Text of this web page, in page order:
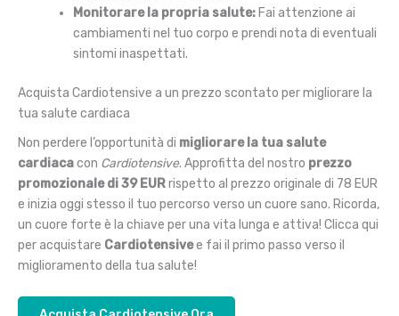
Monitorare la propria salute:Fai attenzione ai
cambiamenti nel tuo corpo e prendi nota di eventuali
sintomi inaspettati.
Acquista Cardiotensive a un prezzo scontato per migliorare la
tua salute cardiaca
Non perdere l’opportunità di migliorare la tua salute
cardiacacon Cardiotensive. Approfitta del nostro prezzo
promozionale di 39 EURrispetto al prezzo originale di 78 EUR
e inizia oggi stesso il tuo percorso verso un cuore sano. Ricorda,
un cuore forte è la chiave per una vita lunga e attiva! Clicca qui
per acquistare Cardiotensivee fai il primo passo verso il
miglioramento della tua salute!